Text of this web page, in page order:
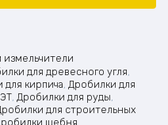
для древесного угля,
для кирпича, Дробилки для
, Дробилки для руды,
для строительных
щебня